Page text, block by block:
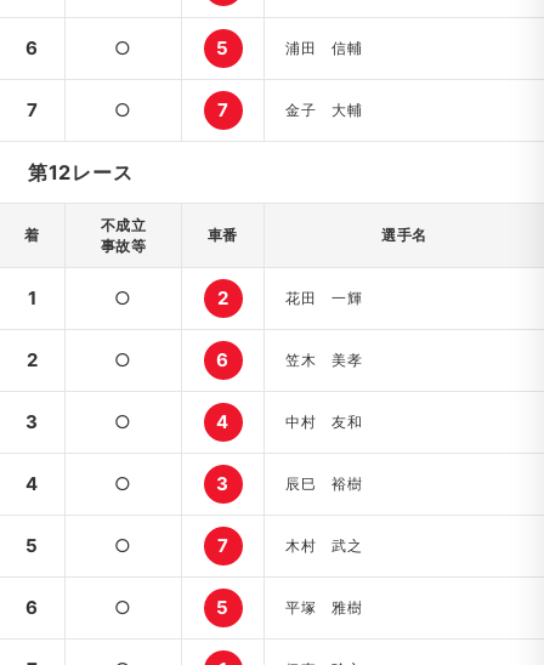
6 ○ 5 浦田 信輔
7 ○ 7 金子 大輔
第12レース
着
不成立
事故等
車番 選手名
1 ○ 2 花田 一輝
2 ○ 6 笠木 美孝
3 ○ 4 中村 友和
4 ○ 3 辰巳 裕樹
5 ○ 7 木村 武之
6 ○ 5 平塚 雅樹